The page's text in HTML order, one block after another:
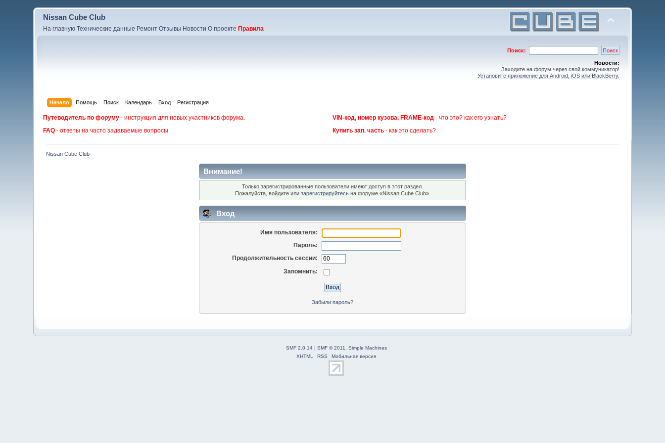
Nissan Cube Club
На главную Технические данные Ремонт Отзывы Новости О проекте Правила
Поиск:
Новости:
Заходите на форум через свой коммуникатор!
Установите приложение для Android, iOS или BlackBerry.
Начало Помощь Поиск Календарь Вход Регистрация
Путеводитель по форуму - инструкция для новых участников форума. VIN-код, номер кузова, FRAME-код - что это? как его узнать?
FAQ - ответы на часто задаваемые вопросы Купить зап. часть - как это сделать?
Nissan Cube Club
Внимание!
Только зарегистрированные пользователи имеют доступ в этот раздел.
Пожалуйста, войдите или зарегистрируйтесьна форуме «Nissan Cube Club».
Вход
Имя пользователя:
Пароль:
Продолжительность сессии:
Запомнить:
Забыли пароль?
SMF 2.0.14| SMF © 2011
Simple Machines
XHTML
RSS Мобильная версия